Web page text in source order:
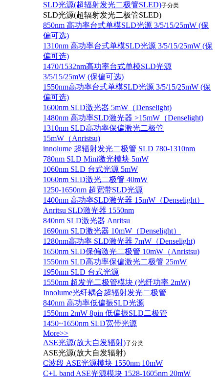
SLD光源(超辐射发光二极管SLED)子分类
SLD光源(超辐射发光二极管SLED)
850nm 高功率台式单模SLD光源 3/5/15/25mW (保
偏可选)
1310nm 高功率台式单模SLD光源 3/5/15/25mW (保
偏可选)
1470/1532nm高功率台式单模SLD光源
3/5/15/25mW (保偏可选)
1550nm高功率台式单模SLD光源 3/5/15/25mW (保
偏可选)
1600nm SLD激光器 5mW（Denselight)
1480nm 高功率SLD激光器 >15mW（Denselight)
1310nm SLD高功率保偏激光二极管
15mW（Anristsu)
innolume 超辐射发光二极管 SLD 780-1310nm
780nm SLD Mini激光模块 5mW
1060nm SLD 台式光源 5mW
1060nm SLD激光二极管 40mW
1250-1650nm 超宽带SLD光源
1400nm 高功率SLD激光器 15mW（Denselight）
Anritsu SLD激光器 1550nm
840nm SLD激光器 Anritsu
1690nm SLD激光器 10mW（Denselight）
1280nm高功率 SLD激光器 7mW（Denselight)
1650nm SLD保偏激光二极管 10mW（Anristsu)
1550nm SLD高功率保偏激光二极管 25mW
1950nm SLD 台式光源
1550nm 超发光二极管模块 (光纤功率 2mW)
Innolume光纤耦合超辐射发光二极管
840nm 高功率低偏振SLD光源
1550nm 2mW 8pin 低偏振SLD二极管
1450~1650nm SLD宽带光源
More>>
ASE光源(放大自发辐射)子分类
ASE光源(放大自发辐射)
C波段 ASE光源模块 1550nm 10mW
C+L band ASE光源模块 1528-1605nm 20mW